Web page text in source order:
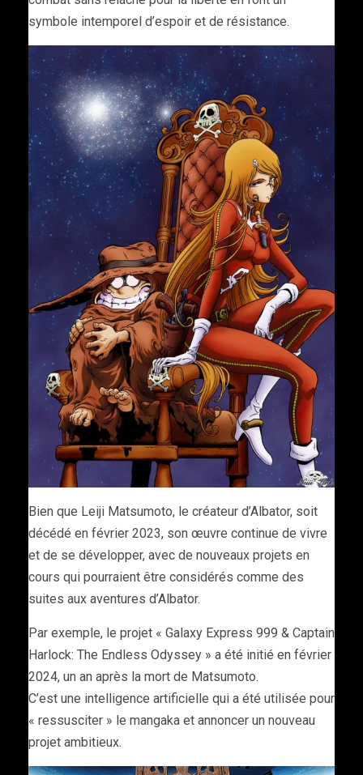
symbole intemporel d’espoir et de résistance.
Bien que Leiji Matsumoto, le créateur d’Albator, soit
décédé en février 2023, son œuvre continue de vivre
et de se développer, avec de nouveaux projets en
cours qui pourraient être considérés comme des
suites aux aventures d’Albator.
Par exemple, le projet « Galaxy Express 999 & Captain
Harlock: The Endless Odyssey » a été initié en février
2024, un an après la mort de Matsumoto.
C’est une intelligence artificielle qui a été utilisée pour
« ressusciter » le mangaka et annoncer un nouveau
projet ambitieux.